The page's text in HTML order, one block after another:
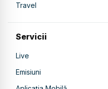
Travel
Servicii
Live
Emisiuni